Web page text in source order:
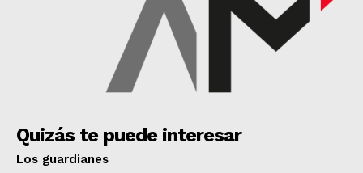
Quizás te puede interesar
Los guardianes